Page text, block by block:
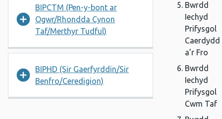
BIPCTM (Pen-y-bont ar
Ogwr/Rhondda Cynon
Taf/Merthyr Tudful)
BIPHD (Sir Gaerfyrddin/Sir
Benfro/Ceredigion)
Bwrdd
Iechyd
Prifysgol
Caerdydd
a’r Fro
Bwrdd
Iechyd
Prifysgol
Cwm Taf